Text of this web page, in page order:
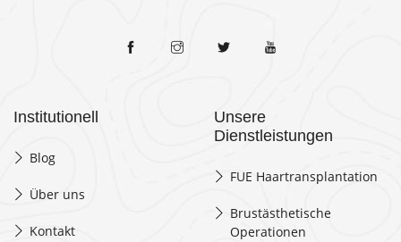
Institutionell
Blog
Über uns
Kontakt
Unsere
Dienstleistungen
FUE Haartransplantation
Brustästhetische
Operationen